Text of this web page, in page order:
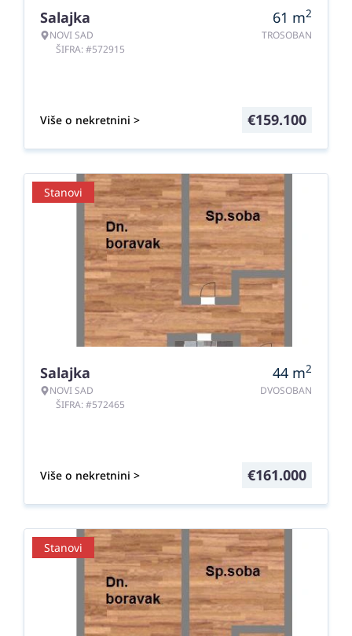
Salajka
NOVI SAD
ŠIFRA: #572915
61 m2
TROSOBAN
Više o nekretnini > €159.100
Stanovi
Salajka
NOVI SAD
ŠIFRA: #572465
44 m2
DVOSOBAN
Više o nekretnini > €161.000
Stanovi